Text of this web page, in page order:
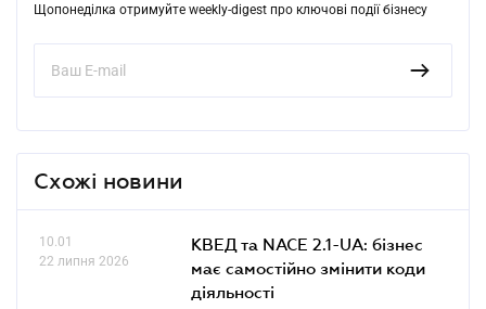
Щопонеділка отримуйте weekly-digest про ключові події бізнесу
Схожі новини
10.01
22 липня 2026
КВЕД та NACE 2.1-UA: бізнес
має самостійно змінити коди
діяльності